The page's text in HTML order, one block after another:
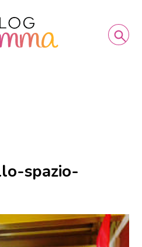
spazio-